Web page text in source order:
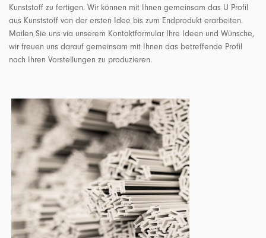
Kunststoff zu fertigen. Wir können mit Ihnen gemeinsam das U Profil
aus Kunststoff von der ersten Idee bis zum Endprodukt erarbeiten.
Mailen Sie uns via unserem Kontaktformular Ihre Ideen und Wünsche,
wir freuen uns darauf gemeinsam mit Ihnen das betreffende Profil
nach Ihren Vorstellungen zu produzieren.